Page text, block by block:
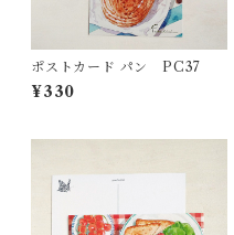
ポストカード パン PC37
¥330